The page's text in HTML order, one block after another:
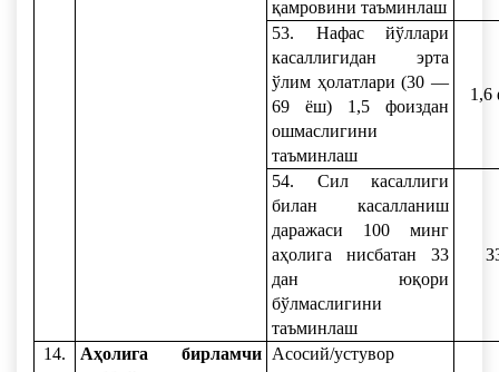
қамровини таъминлаш
53. Нафас йўллари
касаллигидан эрта
ўлим ҳолатлари (30 —
69 ёш) 1,5 фоиздан
ошмаслигини
таъминлаш
1,6
54. Сил касаллиги
билан касалланиш
даражаси 100 минг
аҳолига нисбатан 33
дан юқори
бўлмаслигини
таъминлаш
14.
Аҳолига бирламчи Асосий/устувор